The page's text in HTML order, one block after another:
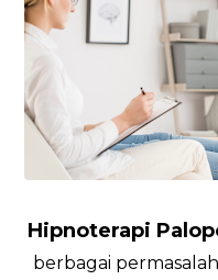
Hipnoterapi
berbagai